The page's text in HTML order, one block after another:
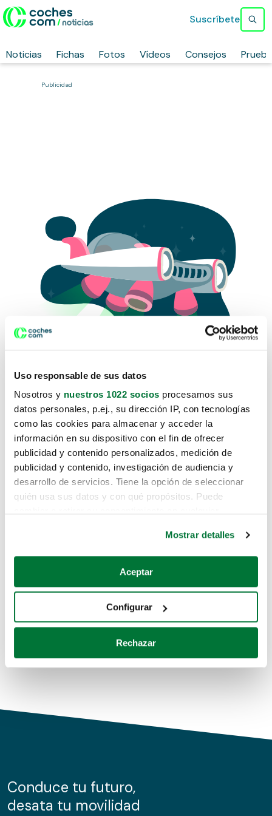
Uso responsable de sus datos
Nosotros y nuestros 1022 socios procesamos sus
datos personales, p.ej., su dirección IP, con tecnologías
como las cookies para almacenar y acceder la
información en su dispositivo con el fin de ofrecer
publicidad y contenido personalizados, medición de
publicidad y contenido, investigación de audiencia y
desarrollo de servicios. Tiene la opción de seleccionar
quién usa sus datos y con qué propósitos. Puede
Si lo permite, también quisiéramos:
Recopilar información sobre su ubicación geográfica
Identificar su dispositivo analizándolo activamente
para buscar características específicas (huellas
Obtenga más información sobre cómo se procesan sus
de cookies.
información sobre el uso que haga del sitio web con
nuestros partners de redes sociales, publicidad y análisis
Mostrar detalles
Aceptar
Configurar
Rechazar
Noticias Fichas Fotos Vídeos Consejos
Suscríbete
Publicidad
Lo sentimos, no sabemos como
te hemos traido hasta aquí.
Pero puedes encontrar el coche que estás
buscando en alguno de estos enlaces:
Coches de segunda mano
Coches de km0
Conduce tu futuro,
desata tu movilidad